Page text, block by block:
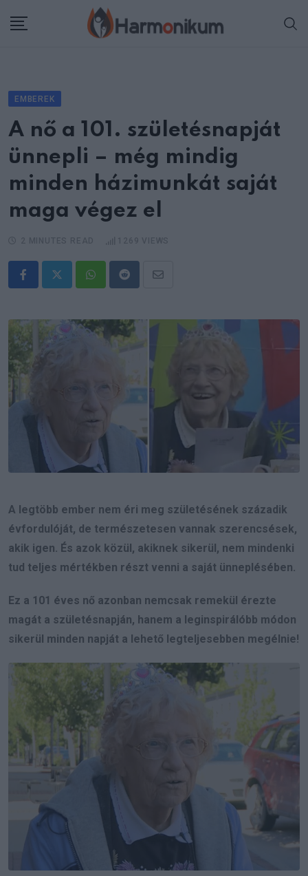
EMBEREK
A nő a 101. születésnapját
ünnepli – még mindig
minden házimunkát saját
maga végez el
WhatsappRedditShare
Email
A legtöbb ember nem éri meg születésének századik
évfordulóját, de természetesen vannak szerencsések,
akik igen. És azok közül, akiknek sikerül, nem mindenki
tud teljes mértékben részt venni a saját ünneplésében.
Ez a 101 éves nő azonban nemcsak remekül érezte
magát a születésnapján, hanem a leginspirálóbb módon
sikerül minden napját a lehető legteljesebben megélnie!